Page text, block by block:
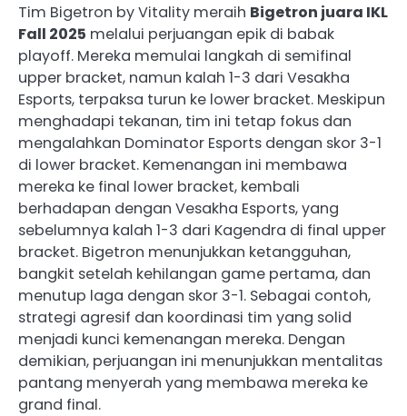
Tim Bigetron by Vitality meraih Bigetron juara IKL
Fall 2025 melalui perjuangan epik di babak
playoff. Mereka memulai langkah di semifinal
upper bracket, namun kalah 1-3 dari Vesakha
Esports, terpaksa turun ke lower bracket. Meskipun
menghadapi tekanan, tim ini tetap fokus dan
mengalahkan Dominator Esports dengan skor 3-1
di lower bracket. Kemenangan ini membawa
mereka ke final lower bracket, kembali
berhadapan dengan Vesakha Esports, yang
sebelumnya kalah 1-3 dari Kagendra di final upper
bracket. Bigetron menunjukkan ketangguhan,
bangkit setelah kehilangan game pertama, dan
menutup laga dengan skor 3-1. Sebagai contoh,
strategi agresif dan koordinasi tim yang solid
menjadi kunci kemenangan mereka. Dengan
demikian, perjuangan ini menunjukkan mentalitas
pantang menyerah yang membawa mereka ke
grand final.